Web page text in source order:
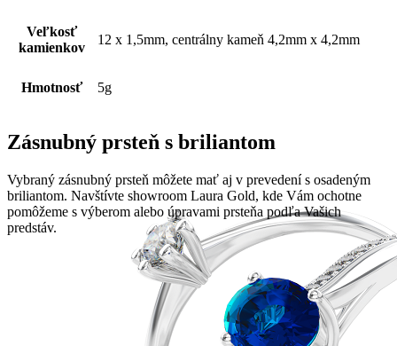
Veľkosť
kamienkov
12 x 1,5mm, centrálny kameň 4,2mm x 4,2mm
Hmotnosť 5g
Zásnubný prsteň s briliantom
Vybraný zásnubný prsteň môžete mať aj v prevedení s osadeným
briliantom. Navštívte showroom Laura Gold, kde Vám ochotne
pomôžeme s výberom alebo úpravami prsteňa podľa Vašich
predstáv.